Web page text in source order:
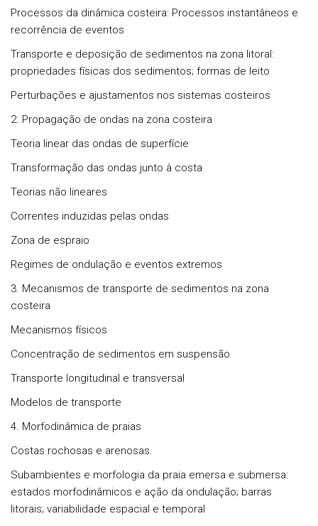
Processos da dinâmica costeira: Processos instantâneos e
recorrência de eventos
Transporte e deposição de sedimentos na zona litoral:
propriedades físicas dos sedimentos; formas de leito
Perturbações e ajustamentos nos sistemas costeiros
2. Propagação de ondas na zona costeira
Teoria linear das ondas de superfície
Transformação das ondas junto à costa
Teorias não lineares
Correntes induzidas pelas ondas
Zona de espraio
Regimes de ondulação e eventos extremos
3. Mecanismos de transporte de sedimentos na zona
costeira
Mecanismos físicos
Concentração de sedimentos em suspensão
Transporte longitudinal e transversal
Modelos de transporte
4. Morfodinâmica de praias
Costas rochosas e arenosas.
Subambientes e morfologia da praia emersa e submersa:
estados morfodinâmicos e ação da ondulação; barras
litorais; variabilidade espacial e temporal